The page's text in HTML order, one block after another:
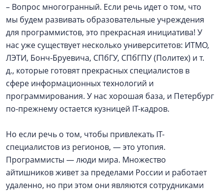
– Вопрос многогранный. Если речь идет о том, что
мы будем развивать образовательные учреждения
для программистов, это прекрасная инициатива! У
нас уже существует несколько университетов: ИТМО,
ЛЭТИ, Бонч-Бруевича, СПбГУ, СПбГПУ (Политех) и т.
д., которые готовят прекрасных специалистов в
сфере информационных технологий и
программирования. У нас хорошая база, и Петербург
по-прежнему остается кузницей IT-кадров.
Но если речь о том, чтобы привлекать IT-
специалистов из регионов, — это утопия.
Программисты — люди мира. Множество
айтишников живет за пределами России и работает
удаленно, но при этом они являются сотрудниками